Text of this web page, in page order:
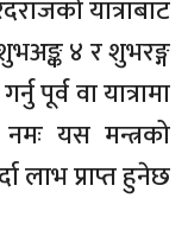
यात्राबाट
४ र शुभरङ्ग
पूर्व वा यात्रामा
यस मन्त्रको
लाभ प्राप्त हुनेछ